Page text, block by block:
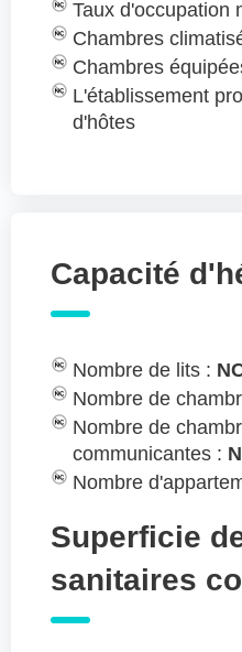
Taux d'occupation
Chambres
Chambres
L'établissement
d'hôtes
Capacité
Nombre de lits :
Nombre de
Nombre de
communicantes :
Nombre
Superficie
sanitaires